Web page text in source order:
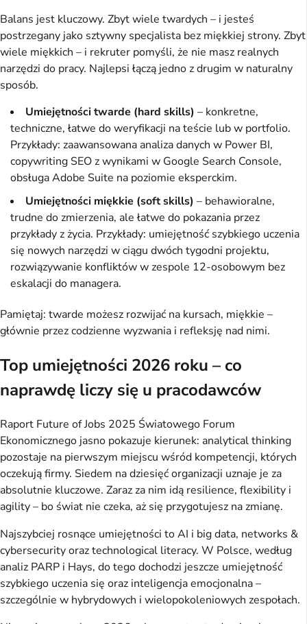
Balans jest kluczowy. Zbyt wiele twardych – i jesteś
postrzegany jako sztywny specjalista bez miękkiej strony. Zbyt
wiele miękkich – i rekruter pomyśli, że nie masz realnych
narzędzi do pracy. Najlepsi łączą jedno z drugim w naturalny
sposób.
Umiejętności twarde (hard skills) – konkretne,
techniczne, łatwe do weryfikacji na teście lub w portfolio.
Przykłady: zaawansowana analiza danych w Power BI,
copywriting SEO z wynikami w Google Search Console,
obsługa Adobe Suite na poziomie eksperckim.
Umiejętności miękkie (soft skills) – behawioralne,
trudne do zmierzenia, ale łatwe do pokazania przez
przykłady z życia. Przykłady: umiejętność szybkiego uczenia
się nowych narzędzi w ciągu dwóch tygodni projektu,
rozwiązywanie konfliktów w zespole 12-osobowym bez
eskalacji do managera.
Pamiętaj: twarde możesz rozwijać na kursach, miękkie –
głównie przez codzienne wyzwania i refleksję nad nimi.
Top umiejętności 2026 roku – co
naprawdę liczy się u pracodawców
Raport Future of Jobs 2025 Światowego Forum
Ekonomicznego jasno pokazuje kierunek: analytical thinking
pozostaje na pierwszym miejscu wśród kompetencji, których
oczekują firmy. Siedem na dziesięć organizacji uznaje je za
absolutnie kluczowe. Zaraz za nim idą resilience, flexibility i
agility – bo świat nie czeka, aż się przygotujesz na zmianę.
Najszybciej rosnące umiejętności to AI i big data, networks &
cybersecurity oraz technological literacy. W Polsce, według
analiz PARP i Hays, do tego dochodzi jeszcze umiejętność
szybkiego uczenia się oraz inteligencja emocjonalna –
szczególnie w hybrydowych i wielopokoleniowych zespołach.